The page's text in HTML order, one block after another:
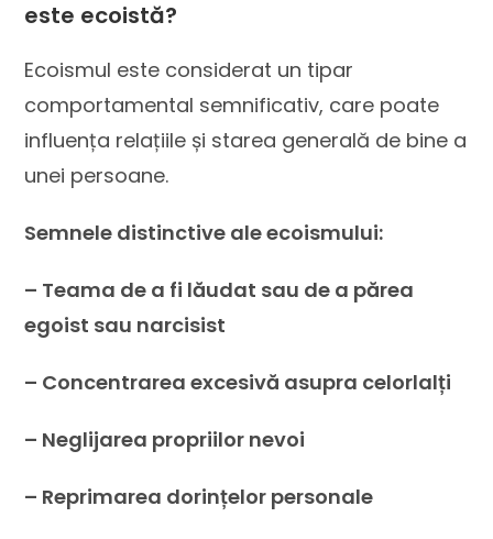
este ecoistă?
Ecoismul este considerat un tipar
comportamental semnificativ, care poate
influența relațiile și starea generală de bine a
unei persoane.
Semnele distinctive ale ecoismului:
– Teama de a fi lăudat sau de a părea
egoist sau narcisist
– Concentrarea excesivă asupra celorlalți
– Neglijarea propriilor nevoi
– Reprimarea dorințelor personale